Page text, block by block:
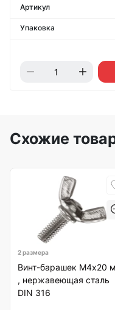
Схожие
2 размера
Винт-барашек М4х20
, нержавеющая сталь
DIN 316